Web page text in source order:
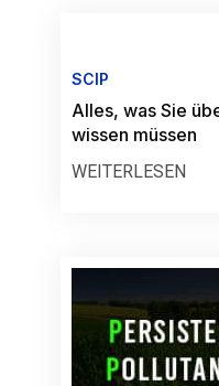
SCIP
Alles, was Sie
wissen müssen
WEITERLESEN